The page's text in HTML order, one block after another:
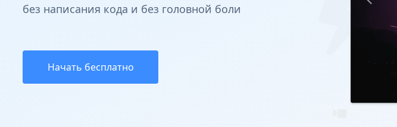
без написания кода и без головной боли
Начать бесплатно